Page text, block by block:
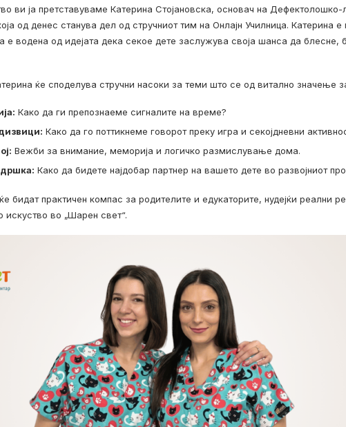
ви ја претставуваме Катерина Стојановска, основач на Дефектолошко-
од денес станува дел од стручниот тим на Онлајн Училница. Катерина е
е водена од идејата дека секое дете заслужува своја шанса да блесне,
ќе споделува стручни насоки за теми што се од витално значење
Како да ги препознаеме сигналите на време?
Како да го поттикнеме говорот преку игра и секојдневни
Вежби за внимание, меморија и логичко размислување дома.
Како да бидете најдобар партнер на вашето дете во развојниот
бидат практичен компас за родителите и едукаторите, нудејќи реални
искуство во „Шарен свет“.